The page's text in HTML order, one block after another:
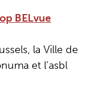
BELvue
la Ville de
et l'asbl